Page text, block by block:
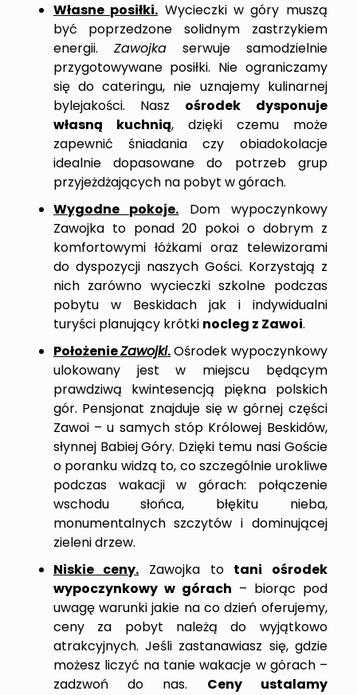
Własne posiłki. Wycieczki w góry muszą
być poprzedzone solidnym zastrzykiem
energii. Zawojka serwuje samodzielnie
przygotowywane posiłki. Nie ograniczamy
się do cateringu, nie uznajemy kulinarnej
bylejakości. Nasz ośrodek dysponuje
własną kuchnią, dzięki czemu może
zapewnić śniadania czy obiadokolacje
idealnie dopasowane do potrzeb grup
przyjeżdżających na pobyt w górach.
Wygodne pokoje. Dom wypoczynkowy
Zawojka to ponad 20 pokoi o dobrym z
komfortowymi łóżkami oraz telewizorami
do dyspozycji naszych Gości. Korzystają z
nich zarówno wycieczki szkolne podczas
pobytu w Beskidach jak i indywidualni
turyści planujący krótki nocleg z Zawoi.
PołożenieZawojki.Ośrodek wypoczynkowy
ulokowany jest w miejscu będącym
prawdziwą kwintesencją piękna polskich
gór. Pensjonat znajduje się w górnej części
Zawoi – u samych stóp Królowej Beskidów,
słynnej Babiej Góry. Dzięki temu nasi Goście
o poranku widzą to, co szczególnie urokliwe
podczas wakacji w górach: połączenie
wschodu słońca, błękitu nieba,
monumentalnych szczytów i dominującej
zieleni drzew.
Niskie ceny. Zawojka to tani ośrodek
wypoczynkowy w górach – biorąc pod
uwagę warunki jakie na co dzień oferujemy,
ceny za pobyt należą do wyjątkowo
atrakcyjnych. Jeśli zastanawiasz się, gdzie
możesz liczyć na tanie wakacje w górach –
zadzwoń do nas. Ceny ustalamy